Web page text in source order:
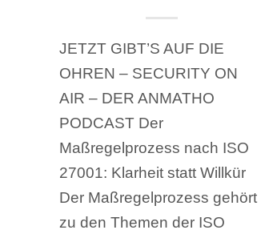
JETZT GIBT’S AUF DIE
OHREN – SECURITY ON
AIR – DER ANMATHO
PODCAST Der
Maßregelprozess nach ISO
27001: Klarheit statt Willkür
Der Maßregelprozess gehört
zu den Themen der ISO